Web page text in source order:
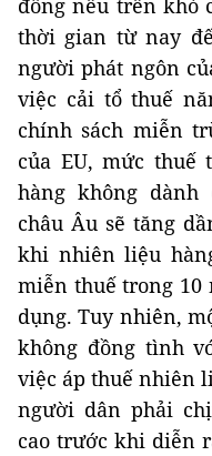
đồng nêu trên khó
thời gian từ nay
người phát ngôn
việc cải tổ thuế
chính sách miễn
của EU, mức
hàng không dành
châu Âu sẽ tăng
khi nhiên liệu
miễn thuế trong 10
dụng. Tuy nhiên,
không đồng tình
việc áp thuế nhiên
người dân phải
cao trước khi diễn